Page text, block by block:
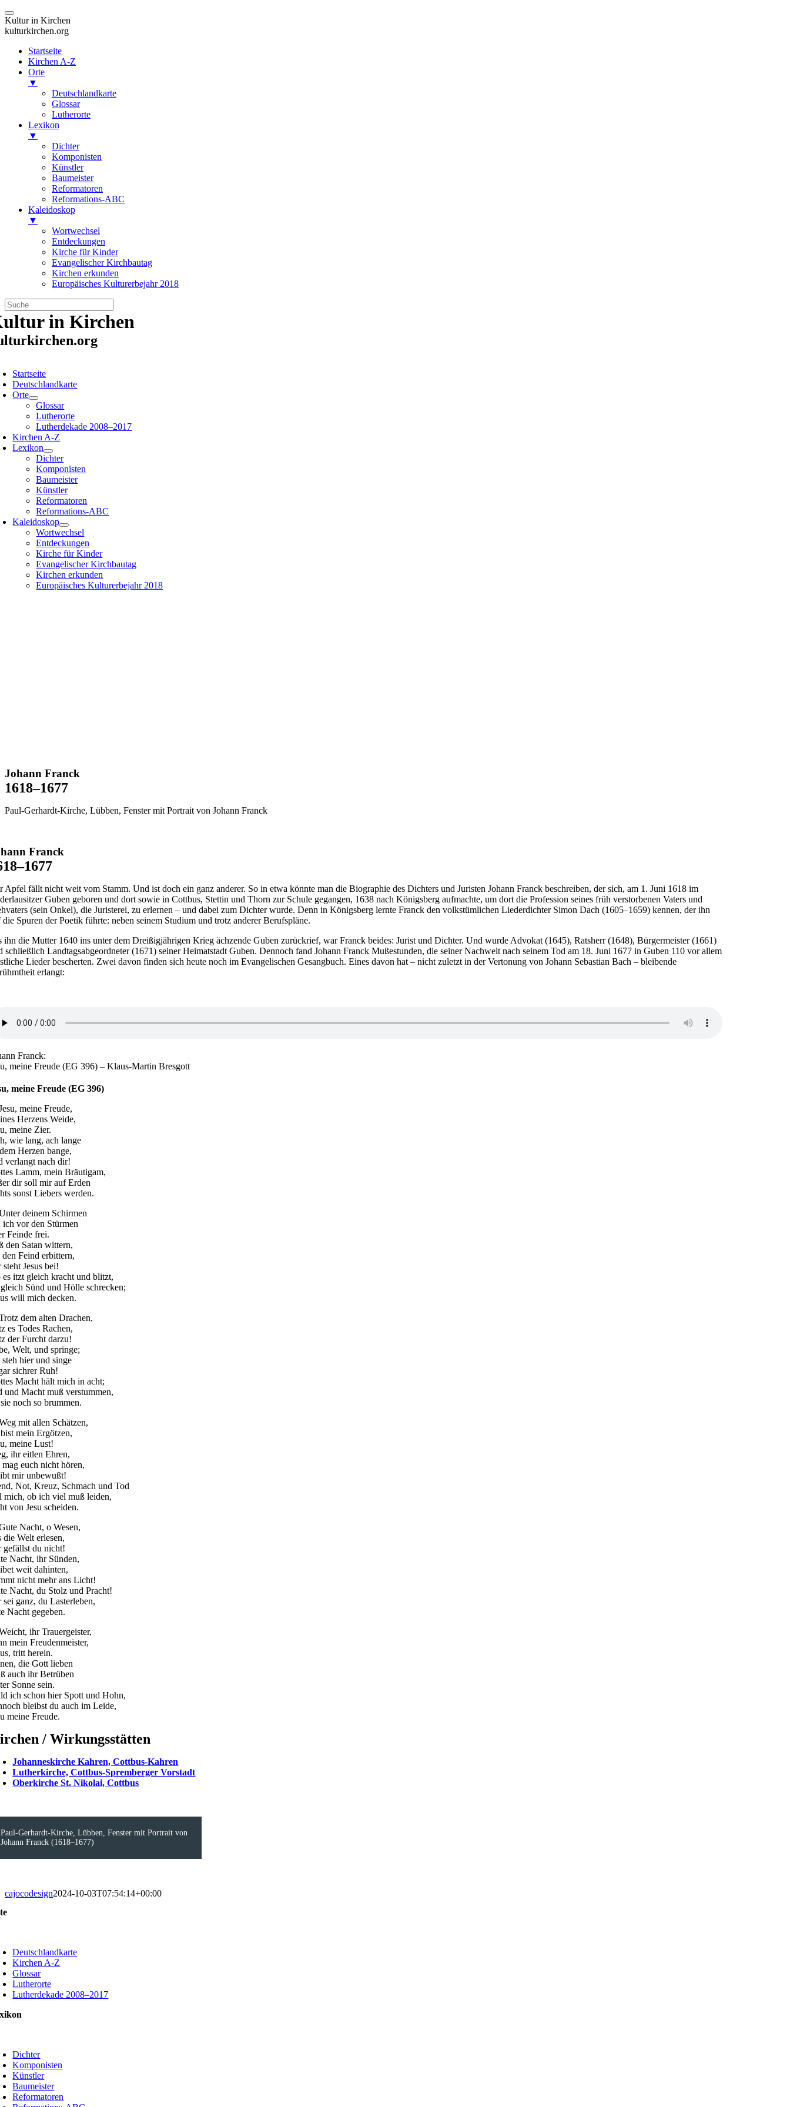
Kultur in Kirchen
kulturkirchen.org
Startseite
Kirchen A-Z
Orte
▼
Deutschlandkarte
Glossar
Lutherorte
Lexikon
▼
Dichter
Komponisten
Künstler
Baumeister
Reformatoren
Reformations-ABC
Kaleidoskop
▼
Wortwechsel
Entdeckungen
Kirche für Kinder
Evangelischer Kirchbautag
Kirchen erkunden
Europäisches Kulturerbejahr 2018
Zum
Inhalt
springen
in Kirchen
Startseite
Deutschlandkarte
Orte
Glossar
Lutherorte
Lutherdekade 2008–2017
Kirchen A-Z
Lexikon
Dichter
Komponisten
Baumeister
Künstler
Reformatoren
Reformations-ABC
Kaleidoskop
Wortwechsel
Entdeckungen
Kirche für Kinder
Evangelischer Kirchbautag
Kirchen erkunden
Europäisches Kulturerbejahr 2018
Johann Franck
1618–1677
Paul-Gerhardt-Kirche, Lübben, Fenster mit Portrait von Johann Franck
Franck
Apfel fällt nicht weit vom Stamm. Und ist doch ein ganz anderer. So in etwa könnte man die Biographie des Dichters und Juristen Johann Franck beschreiben, der sich, am 1. Juni 1618 im
Guben geboren und dort sowie in Cottbus, Stettin und Thorn zur Schule gegangen, 1638 nach Königsberg aufmachte, um dort die Profession seines früh verstorbenen Vaters und
(sein Onkel), die Juristerei, zu erlernen – und dabei zum Dichter wurde. Denn in Königsberg lernte Franck den volkstümlichen Liederdichter Simon Dach (1605–1659) kennen, der ihn
die Spuren der Poetik führte: neben seinem Studium und trotz anderer Berufspläne.
ihn die Mutter 1640 ins unter dem Dreißigjährigen Krieg ächzende Guben zurückrief, war Franck beides: Jurist und Dichter. Und wurde Advokat (1645), Ratsherr (1648), Bürgermeister (1661)
schließlich Landtagsabgeordneter (1671) seiner Heimatstadt Guben. Dennoch fand Johann Franck Mußestunden, die seiner Nachwelt nach seinem Tod am 18. Juni 1677 in Guben 110 vor allem
Lieder bescherten. Zwei davon finden sich heute noch im Evangelischen Gesangbuch. Eines davon hat – nicht zuletzt in der Vertonung von Johann Sebastian Bach – bleibende
erlangt:
Franck:
meine Freude (EG 396) – Klaus-Martin Bresgott
meine Freude (EG 396)
meine Freude,
Herzens Weide,
meine Zier.
wie lang, ach lange
Herzen bange,
verlangt nach dir!
Lamm, mein Bräutigam,
dir soll mir auf Erden
sonst Liebers werden.
deinem Schirmen
ich vor den Stürmen
Feinde frei.
den Satan wittern,
den Feind erbittern,
steht Jesus bei!
es itzt gleich kracht und blitzt,
Sünd und Hölle schrecken;
will mich decken.
dem alten Drachen,
es Todes Rachen,
der Furcht darzu!
Welt, und springe;
steh hier und singe
sichrer Ruh!
Macht hält mich in acht;
und Macht muß verstummen,
noch so brummen.
mit allen Schätzen,
mein Ergötzen,
meine Lust!
ihr eitlen Ehren,
mag euch nicht hören,
mir unbewußt!
Not, Kreuz, Schmach und Tod
mich, ob ich viel muß leiden,
von Jesu scheiden.
Nacht, o Wesen,
die Welt erlesen,
gefällst du nicht!
Nacht, ihr Sünden,
weit dahinten,
nicht mehr ans Licht!
Nacht, du Stolz und Pracht!
sei ganz, du Lasterleben,
Nacht gegeben.
ihr Trauergeister,
mein Freudenmeister,
tritt herein.
die Gott lieben
auch ihr Betrüben
Sonne sein.
ich schon hier Spott und Hohn,
bleibst du auch im Leide,
meine Freude.
/ Wirkungsstätten
Johanneskirche Kahren, Cottbus-Kahren
Lutherkirche, Cottbus-Spremberger Vorstadt
Oberkirche St. Nikolai, Cottbus
Paul-Gerhardt-Kirche, Lübben, Fenster mit Portrait von
Johann Franck (1618–1677)
cajocodesign2024-10-03T07:54:14+00:00
Deutschlandkarte
Kirchen A-Z
Glossar
Lutherorte
Lutherdekade 2008–2017
Dichter
Komponisten
Künstler
Baumeister
Reformatoren